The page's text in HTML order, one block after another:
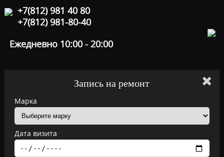
+7(812) 981 40 80
+7(812) 981-80-40
Ежедневно 10:00 - 20:00
Запись на ремонт
Марка
Дата визита